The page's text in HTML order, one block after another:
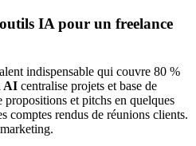
IA pour un freelance
indispensable qui couvre 80 %
AI centralise projets et base de
propositions et pitchs en quelques
comptes rendus de réunions clients.